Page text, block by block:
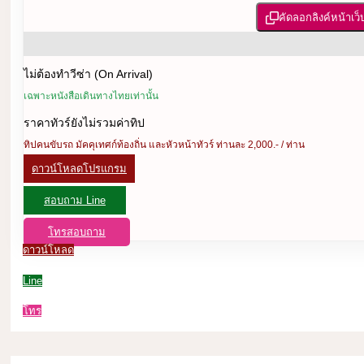
คัดลอกลิงค์หน้าเว็
ไม่ต้องทำวีซ่า (On Arrival)
เฉพาะหนังสือเดินทางไทยเท่านั้น
ราคาทัวร์ยังไม่รวมค่าทิป
ทิปคนขับรถ มัคคุเทศก์ท้องถิ่น และหัวหน้าทัวร์ ท่านละ 2,000.- / ท่าน
ดาวน์โหลดโปรแกรม
สอบถาม Line
โทรสอบถาม
ดาวน์โหลด
Line
โทร